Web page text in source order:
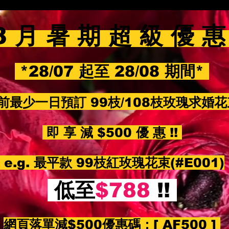
月 暑 期 超 級 優
*28/07 起至 28/08 期間*
最少一日預訂 99枝/108枝玫瑰求婚
即 享 減 $500 優 惠 !!
e.g. 最平款 99枝紅玫瑰花束(#E001)
低至$788 !!
網頁落單減$500優惠碼： [ AF500 ]